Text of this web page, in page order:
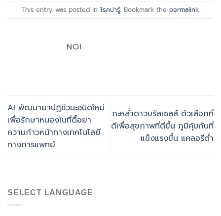
This entry was posted in โรคน่ารู้. Bookmark the permalink.
NOI
AI พัฒนายาปฏิชีวนะชนิดใหม่
เพื่อรักษาหนองในที่ดื้อยา
ความก้าวหน้าทางเทคโนโลยี
ทางการแพทย์
กะหล่ำดาวบรัสเซลส์ ตัวเลือกที่
ดีเพื่อสุขภาพที่ดีขึ้น ภูมิคุ้มกันที่
แข็งแรงขึ้น แคลอรีต่ำ
SELECT LANGUAGE